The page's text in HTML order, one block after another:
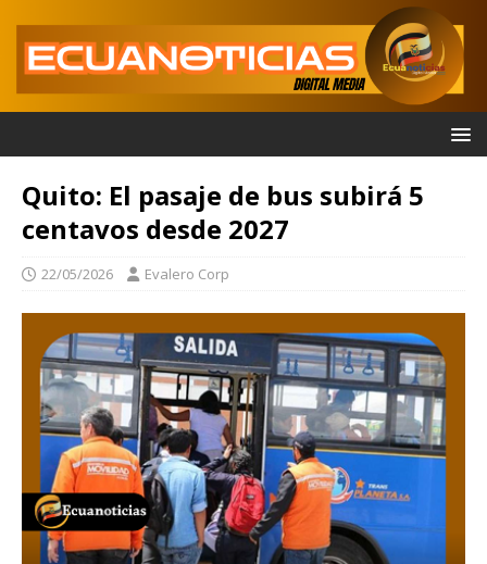
Quito: El pasaje de bus subirá 5
centavos desde 2027
22/05/2026 Evalero Corp